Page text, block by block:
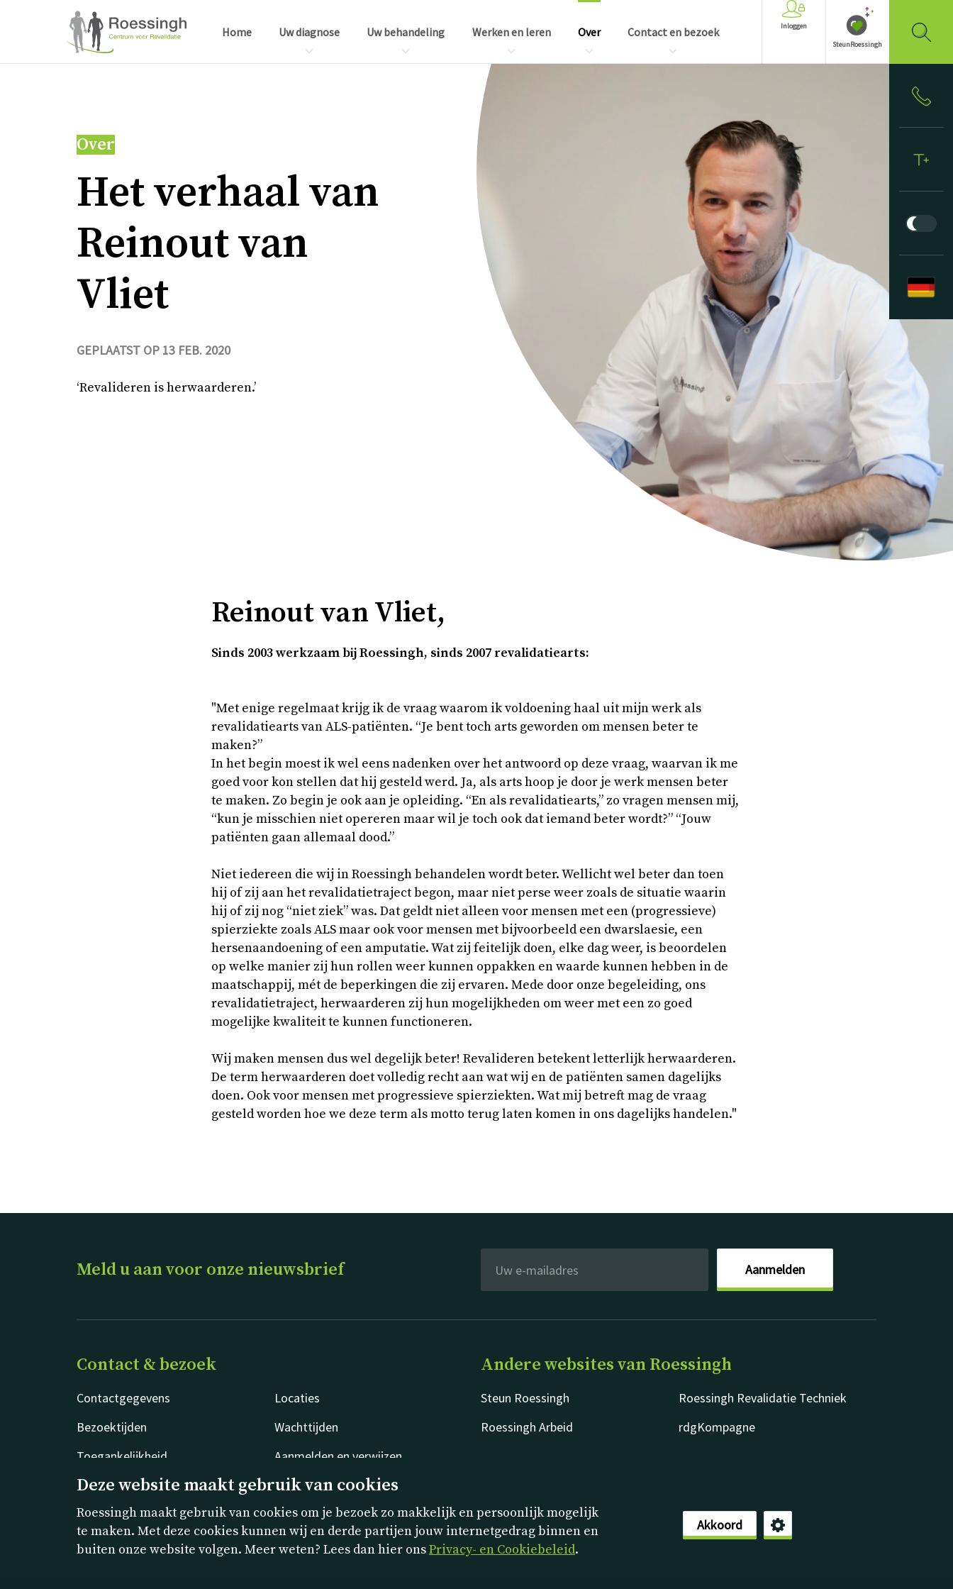
Deze website maakt gebruik van cookies
Roessingh maakt gebruik van cookies om je bezoek zo makkelijk en persoonlijk mogelijk
te maken. Met deze cookies kunnen wij en derde partijen jouw internetgedrag binnen en
buiten onze website volgen. Meer weten? Lees dan hier onsPrivacy- en Cookiebeleid.
Akkoord
Home Uw diagnose Uw behandeling Werken en leren Over Contact en bezoek
Inloggen
SteunRoessingh
Over
Het ver­haal van
Reinout van
Vliet
GEPLAATST OP 13 FEB. 2020
‘Revalideren is herwaarderen.’
Reinout van Vliet,
Sinds 2003 werk­zaam bij Roes­singh, sinds 2007 re­va­li­da­tie­arts:
"Met enige regelmaat krijg ik de vraag waarom ik voldoening haal uit mijn werk als
revalidatiearts van ALS-patiënten. “Je bent toch arts geworden om mensen beter te
maken?”
In het begin moest ik wel eens nadenken over het antwoord op deze vraag, waarvan ik me
goed voor kon stellen dat hij gesteld werd. Ja, als arts hoop je door je werk mensen beter
te maken. Zo begin je ook aan je opleiding. “En als revalidatiearts,” zo vragen mensen mij,
“kun je misschien niet opereren maar wil je toch ook dat iemand beter wordt?” “Jouw
patiënten gaan allemaal dood.”
Niet iedereen die wij in Roessingh behandelen wordt beter. Wellicht wel beter dan toen
hij of zij aan het revalidatietraject begon, maar niet perse weer zoals de situatie waarin
hij of zij nog “niet ziek” was. Dat geldt niet alleen voor mensen met een (progressieve)
spierziekte zoals ALS maar ook voor mensen met bijvoorbeeld een dwarslaesie, een
hersenaandoening of een amputatie. Wat zij feitelijk doen, elke dag weer, is beoordelen
op welke manier zij hun rollen weer kunnen oppakken en waarde kunnen hebben in de
maatschappij, mét de beperkingen die zij ervaren. Mede door onze begeleiding, ons
revalidatietraject, herwaarderen zij hun mogelijkheden om weer met een zo goed
mogelijke kwaliteit te kunnen functioneren.
Wij maken mensen dus wel degelijk beter! Revalideren betekent letterlijk herwaarderen.
De term herwaarderen doet volledig recht aan wat wij en de patiënten samen dagelijks
doen. Ook voor mensen met progressieve spierziekten. Wat mij betreft mag de vraag
gesteld worden hoe we deze term als motto terug laten komen in ons dagelijks handelen."
Meld u aan voor onze nieuwsbrief Aanmelden
Contact & bezoek
Contactgegevens
Locaties
Bezoektijden
Wachttijden
Toegankelijkheid
Aanmelden en verwijzen
Andere websites van Roessingh
Steun Roessingh
Roessingh Revalidatie Techniek
Roessingh Arbeid
rdgKompagne